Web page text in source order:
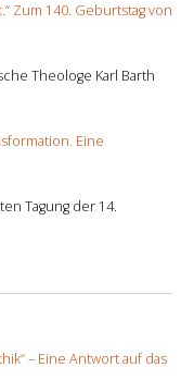
Zum 140. Geburtstag von
Theologe Karl Barth
Eine
Tagung der 14.
– Eine Antwort auf das